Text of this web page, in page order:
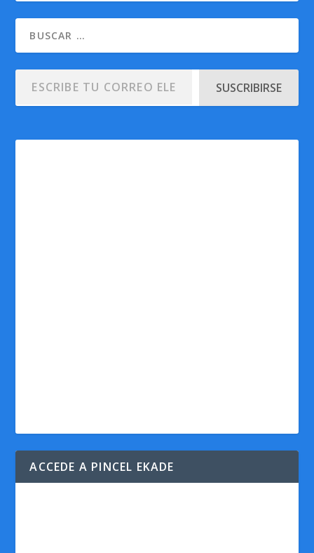
SUSCRIBIRSE
ACCEDE A PINCEL EKADE